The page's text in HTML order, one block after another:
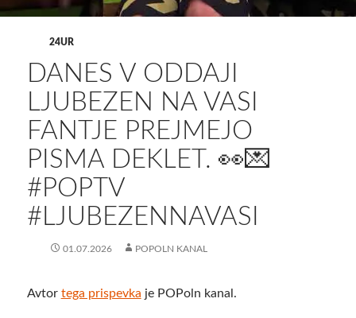
24UR
DANES V ODDAJI
LJUBEZEN NA VASI
FANTJE PREJMEJO
PISMA DEKLET. 👀💌
#POPTV
#LJUBEZENNAVASI
01.07.2026 POPOLN KANAL
Avtor tega prispevka je POPoln kanal.